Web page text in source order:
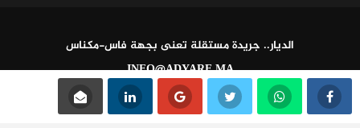
الديار.. جريدة مستقلة تعنى بجهة فاس-مكناس
INFO@ADYARE.MA
مدير النشر: خالد فخير - المدير ومسؤول التحرير: عبد العالي